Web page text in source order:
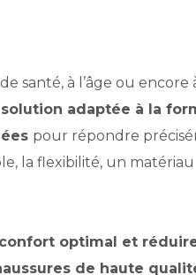
santé, à l’âge ou encore
adaptée à la
pour répondre
la flexibilité, un matériau
optimal et
de haute